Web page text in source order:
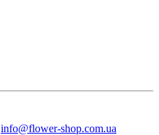
info@flower-shop.com.ua